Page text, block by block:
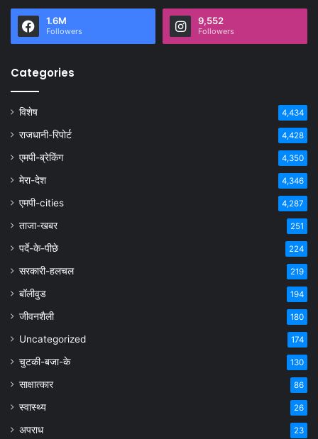
1.6M
Followers
9,552
Followers
Categories
विशेष 4,434
राजधानी-रिपोर्ट 4,428
एमपी-ब्रेकिंग 4,350
मेरा-देश 4,346
एमपी-cities 4,287
ताजा-खबर 251
पर्दे-के-पीछे 224
सरकारी-हलचल 219
बॉलीवुड 194
जीवनशैली 180
Uncategorized 174
चुटकी-बजा-के 130
साक्षात्कार 86
स्वास्थ्य 26
अपराध 23